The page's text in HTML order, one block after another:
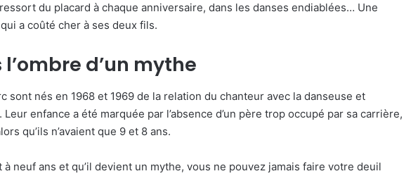
du placard à chaque anniversaire, dans les danses endiablées… Une
a coûté cher à ses deux fils.
d’un mythe
sont nés en 1968 et 1969 de la relation du chanteur avec la danseuse et
enfance a été marquée par l’absence d’un père trop occupé par sa carrière,
qu’ils n’avaient que 9 et 8 ans.
neuf ans et qu’il devient un mythe, vous ne pouvez jamais faire votre deuil